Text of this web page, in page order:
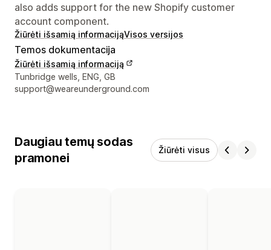
also adds support for the new Shopify customer
account component.
Žiūrėti išsamią informacijąVisos versijos
Temos dokumentacija
Žiūrėti išsamią informaciją
Kūrėjo kontaktiniai duomenys
Tunbridge wells, ENG, GB
support@weareunderground.com
Daugiau temų sodas
pramonei
Žiūrėti visus